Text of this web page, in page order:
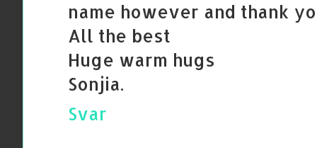
name however and thank
All the best
Huge warm hugs
Sonjia.
Svar